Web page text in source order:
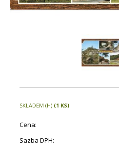
SKLADEM (H) (1 KS)
Cena:
Sazba DPH: